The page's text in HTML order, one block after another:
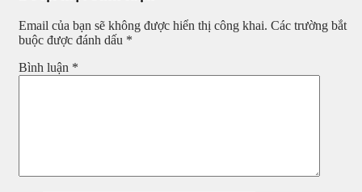
Email của bạn sẽ không được hiển thị công khai. Các trường bắt
buộc được đánh dấu *
Bình luận *